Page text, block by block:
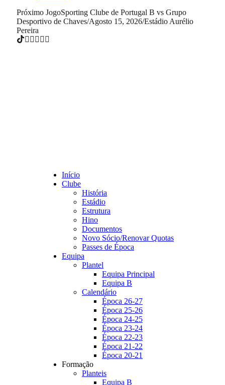
Próximo JogoSporting Clube de Portugal B vs Grupo
Desportivo de Chaves/Agosto 15, 2026/Estádio Aurélio
Pereira
Início
Clube
História
Estádio
Estrutura
Hino
Documentos
Novo Sócio/Renovar Quotas
Passes de Época
Equipa
Plantel
Equipa Principal
Equipa B
Calendário
Época 26-27
Época 25-26
Época 24-25
Época 23-24
Época 22-23
Época 21-22
Época 20-21
Formação
Planteis
Equipa B